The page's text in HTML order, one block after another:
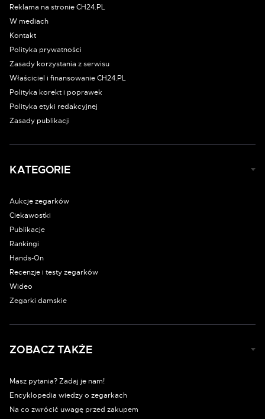
Reklama na stronie CH24.PL
W mediach
Kontakt
Polityka prywatności
Zasady korzystania z serwisu
Właściciel i finansowanie CH24.PL
Polityka korekt i poprawek
Polityka etyki redakcyjnej
Zasady publikacji
KATEGORIE
Aukcje zegarków
Ciekawostki
Publikacje
Rankingi
Hands-On
Recenzje i testy zegarków
Wideo
Zegarki damskie
ZOBACZ TAKŻE
Masz pytania? Zadaj je nam!
Encyklopedia wiedzy o zegarkach
Na co zwrócić uwagę przed zakupem